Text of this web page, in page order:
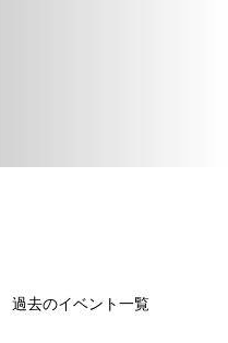
過去のイベント一覧